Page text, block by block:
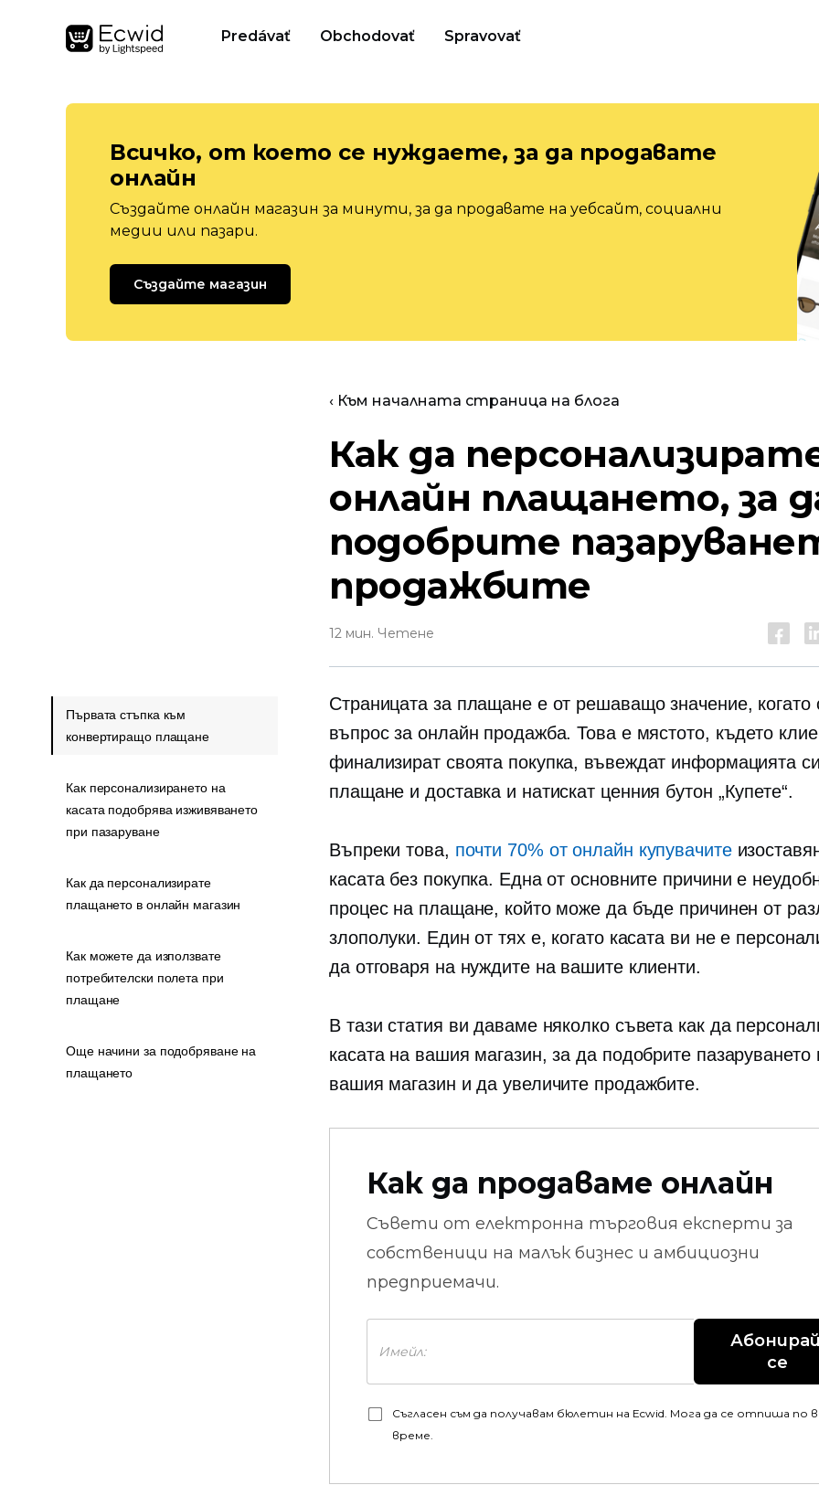
Predávať Obchodovať Spravovať
Всичко, от което се нуждаете, за да продавате
онлайн
Създайте онлайн магазин за минути, за да продавате на уебсайт, социални
медии или пазари.
Създайте магазин
‹ Към началната страница на блога
Как да
онлайн плащането, за
подобрите
продажбите
12 мин. Четене
Страницата за плащане е от решаващо значение, когато
въпрос за онлайн продажба. Това е мястото, където
финализират своята покупка, въвеждат информацията
плащане и доставка и натискат ценния бутон „Купете“.
Въпреки това, почти 70% от онлайн купувачите
касата без покупка. Една от основните причини е
процес на плащане, който може да бъде причинен от
злополуки. Един от тях е, когато касата ви не е
да отговаря на нуждите на вашите клиенти.
В тази статия ви даваме няколко съвета как да
касата на вашия магазин, за да подобрите пазаруването
вашия магазин и да увеличите продажбите.
Как да продаваме онлайн
Съвети от електронна търговия експерти за
собственици на малък бизнес и амбициозни
предприемачи.
Абонирай
се
Съгласен съм да получавам бюлетин на Ecwid. Мога да се отпиша по
време.
Първата стъпка към
конвертиращо плащане
Как персонализирането на
касата подобрява изживяването
при пазаруване
Как да персонализирате
плащането в онлайн магазин
Как можете да използвате
потребителски полета при
плащане
Още начини за подобряване на
плащането